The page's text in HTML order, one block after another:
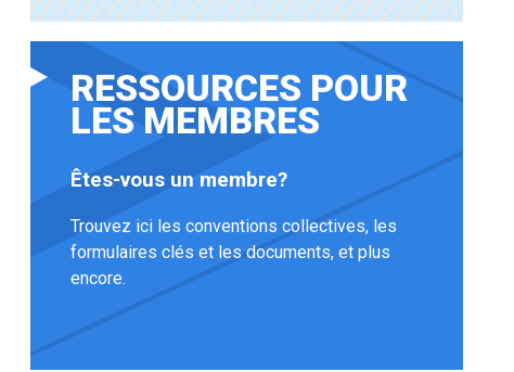
RESSOURCES POUR
LES MEMBRES
Êtes-vous un membre?
Trouvez ici les conventions collectives, les
formulaires clés et les documents, et plus
encore.